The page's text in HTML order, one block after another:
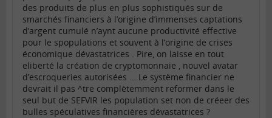
des produits de plus en plus sophistiqués sur de
smarchés financiers à l’origine d’immenses captations
d’argent cumulé n’aynt aucune productivité effective
pour le spopulations et souvent à l’origine de crises
économique dévastatrices . Pire, on laisse en tout
eliberté la création de cryptomonnaie , nouvel avatar
d’escroqueries autorisées ….Le système financier ne
devrait il pas ^tre complètemment reformer dans le
seul but de SEFVIR les population set non de créeer des
bulles spéculatives financières dévastatrices ?